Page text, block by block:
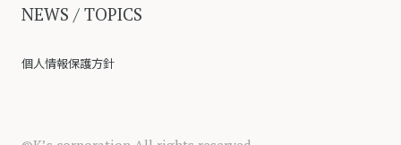
NEWS / TOPICS
個人情報保護方針